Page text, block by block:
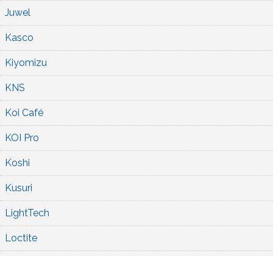
Juwel
Kasco
Kiyomizu
KNS
Koi Café
KOI Pro
Koshi
Kusuri
LightTech
Loctite